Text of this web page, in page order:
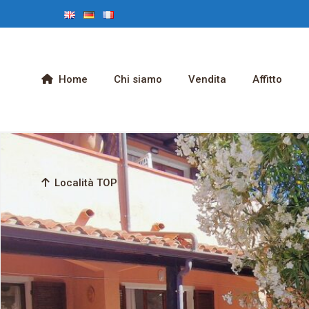
Home Chi siamo Vendita Affitto
Località TOP